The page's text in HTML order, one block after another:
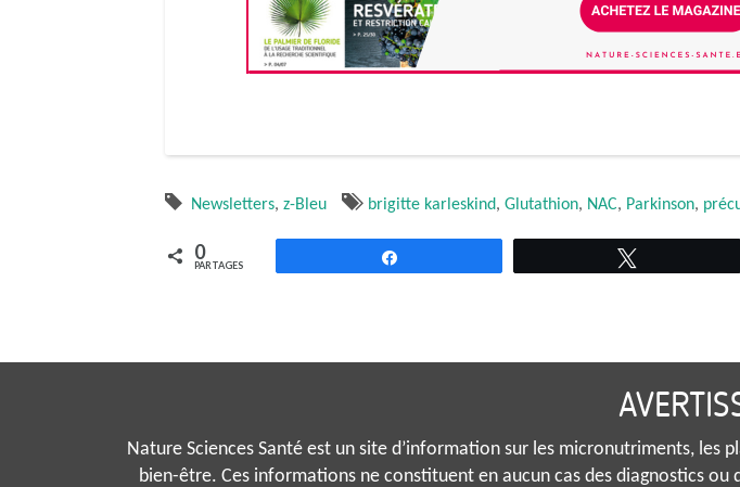
Newsletters, z-Bleu brigitte karleskind, Glutathion, NAC, Parkinson,
0
PARTAGES
Nature Sciences Santé est un site d’information sur les micronutriments,
bien-être. Ces informations ne constituent en aucun cas des diagnostics